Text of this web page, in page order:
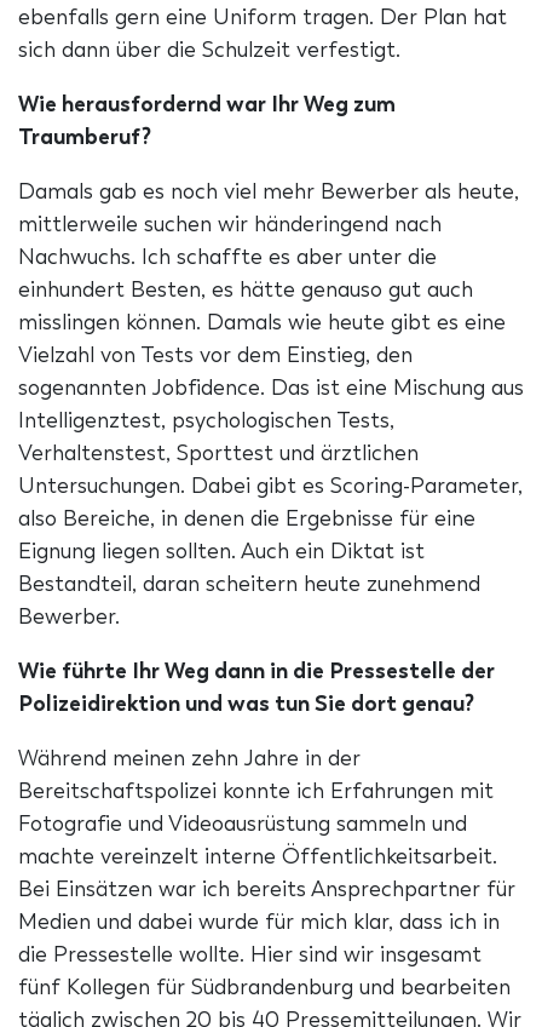
ebenfalls gern eine Uniform tragen. Der Plan hat
sich dann über die Schulzeit verfestigt.
Wie herausfordernd war Ihr Weg zum
Traumberuf?
Damals gab es noch viel mehr Bewerber als heute,
mittlerweile suchen wir händeringend nach
Nachwuchs. Ich schaffte es aber unter die
einhundert Besten, es hätte genauso gut auch
misslingen können. Damals wie heute gibt es eine
Vielzahl von Tests vor dem Einstieg, den
sogenannten Jobfidence. Das ist eine Mischung aus
Intelligenztest, psychologischen Tests,
Verhaltenstest, Sporttest und ärztlichen
Untersuchungen. Dabei gibt es Scoring-Parameter,
also Bereiche, in denen die Ergebnisse für eine
Eignung liegen sollten. Auch ein Diktat ist
Bestandteil, daran scheitern heute zunehmend
Bewerber.
Wie führte Ihr Weg dann in die Pressestelle der
Polizeidirektion und was tun Sie dort genau?
Während meinen zehn Jahre in der
Bereitschaftspolizei konnte ich Erfahrungen mit
Fotografie und Videoausrüstung sammeln und
machte vereinzelt interne Öffentlichkeitsarbeit.
Bei Einsätzen war ich bereits Ansprechpartner für
Medien und dabei wurde für mich klar, dass ich in
die Pressestelle wollte. Hier sind wir insgesamt
fünf Kollegen für Südbrandenburg und bearbeiten
täglich zwischen 20 bis 40 Pressemitteilungen. Wir